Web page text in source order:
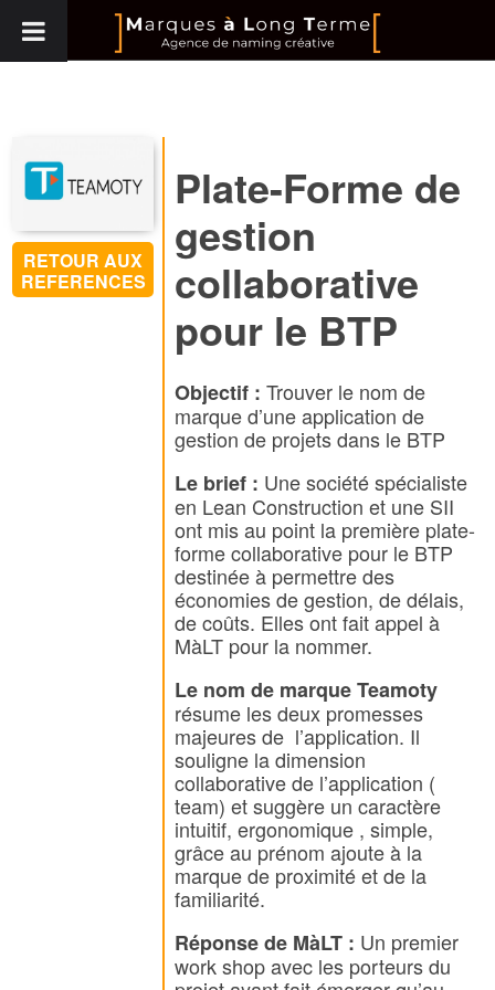
RETOUR AUX
REFERENCES
Plate-Forme de
gestion
collaborative
pour le BTP
Objectif : Trouver le nom de
marque d’une application de
gestion de projets dans le BTP
Le brief : Une société spécialiste
en Lean Construction et une SII
ont mis au point la première plate-
forme collaborative pour le BTP
destinée à permettre des
économies de gestion, de délais,
de coûts. Elles ont fait appel à
MàLT pour la nommer.
Le nom de marque Teamoty
résume les deux promesses
majeures de l’application. Il
souligne la dimension
collaborative de l’application (
team) et suggère un caractère
intuitif, ergonomique , simple,
grâce au prénom ajoute à la
marque de proximité et de la
familiarité.
Réponse de MàLT : Un premier
work shop avec les porteurs du